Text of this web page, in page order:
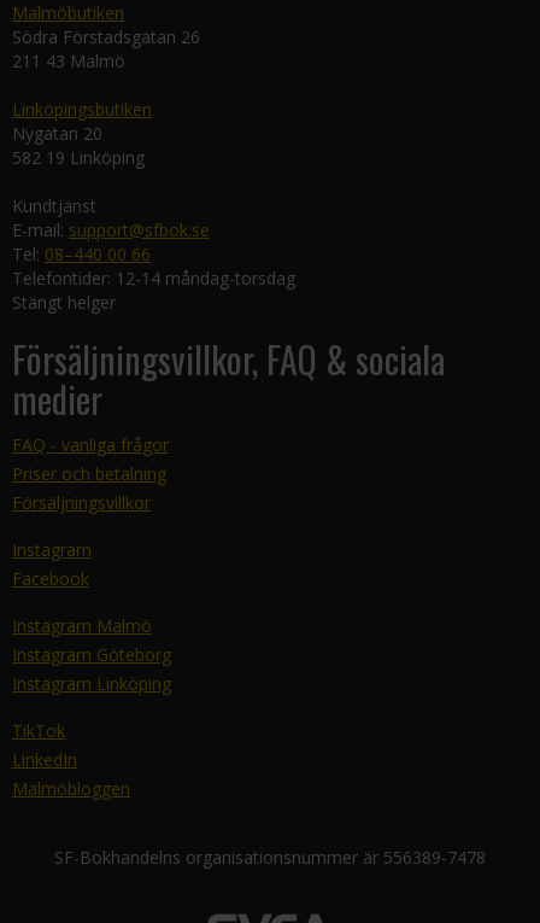
Malmöbutiken
Södra Förstadsgatan 26
211 43 Malmö
Linköpingsbutiken
Nygatan 20
582 19 Linköping
Kundtjänst
E-mail: support@sfbok.se
Tel: 08–440 00 66
Telefontider: 12-14 måndag-torsdag
Stängt helger
Försäljningsvillkor, FAQ & sociala
medier
FAQ - vanliga frågor
Priser och betalning
Försäljningsvillkor
Instagram
Facebook
Instagram Malmö
Instagram Göteborg
Instagram Linköping
TikTok
LinkedIn
Malmöbloggen
SF-Bokhandelns organisationsnummer är 556389-7478